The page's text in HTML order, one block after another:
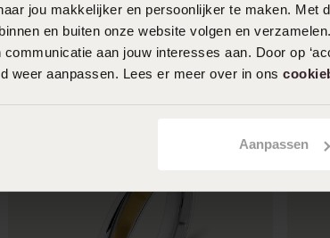
jou makkelijker en persoonlijker te maken. Met
en buiten onze website volgen en
aan jouw interesses aan. Door op
weer aanpassen. Lees er meer over in ons
Aanpassen